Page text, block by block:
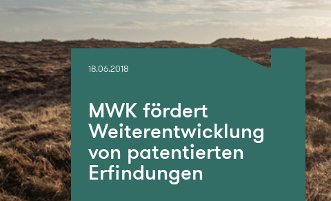
18.06.2018
MWK fördert
Weiterentwicklung
von patentierten
Erfindungen